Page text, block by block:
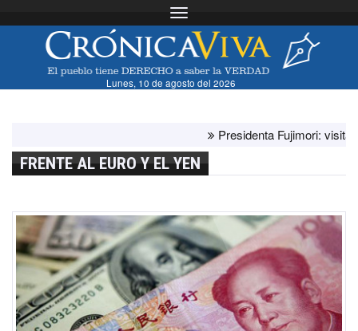
Toggle navigation
Lunes, 10 de agosto del 2026
Presidenta Fujimori: visita
FRENTE AL EURO Y EL YEN